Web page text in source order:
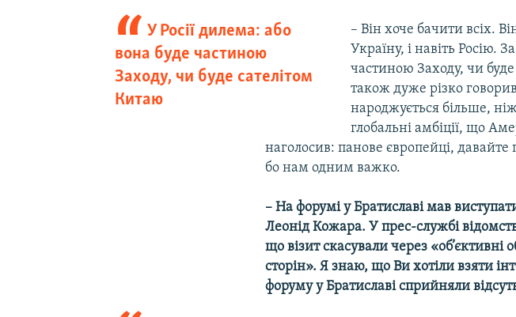
У Росії дилема: або
вона буде частиною
Заходу, чи буде сателітом
Китаю
– Він хоче бачити всіх.
Україну, і навіть Росію.
частиною Заходу, чи
також дуже різко
народжується більше,
глобальні амбіції, що
наголосив: панове європейці,
бо нам одним важко.
– На форумі у Братиславі мав
Леонід Кожара. У прес-службі
що візит скасували через
сторін». Я знаю, що Ви хотіли взяти
форуму у Братиславі сприйняли